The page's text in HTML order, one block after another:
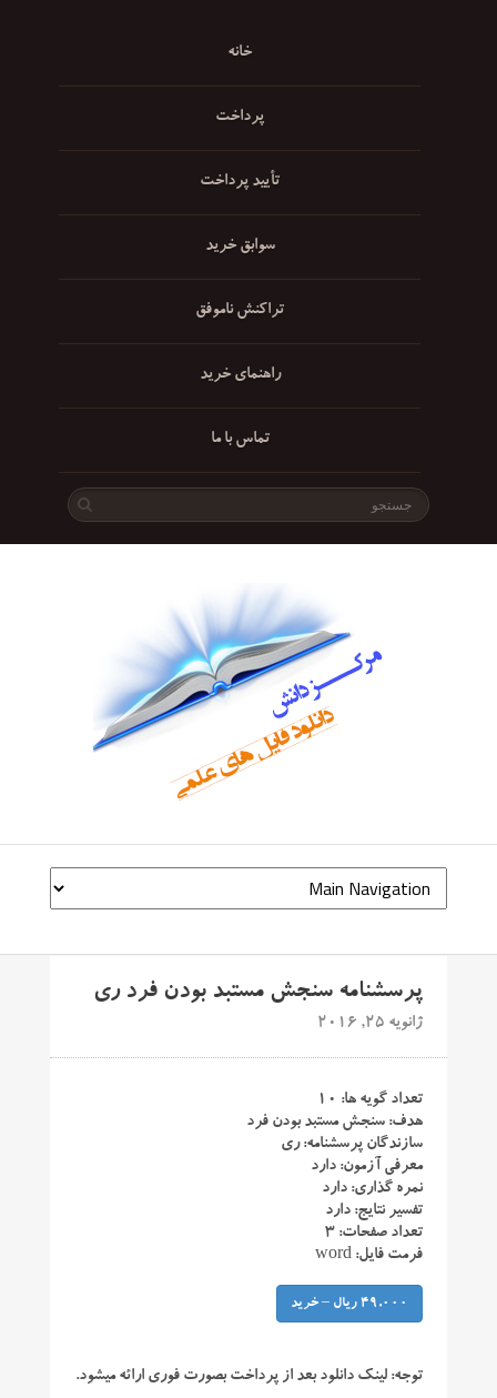
خانه
پرداخت
تأیید پرداخت
سوابق خرید
تراکنش ناموفق
راهنمای خرید
تماس با ما
پرسشنامه سنجش مستبد بودن فرد ری
ژانویه 25, 2016
تعداد گویه ها: ۱۰
هدف: سنجش مستبد بودن فرد
سازندگان پرسشنامه: ری
معرفی آزمون: دارد
نمره گذاری: دارد
تفسیر نتایج: دارد
تعداد صفحات: ۳
فرمت فایل: word
49,000 ریال – خرید
توجه: لینک دانلود بعد از پرداخت بصورت فوری ارائه میشود.